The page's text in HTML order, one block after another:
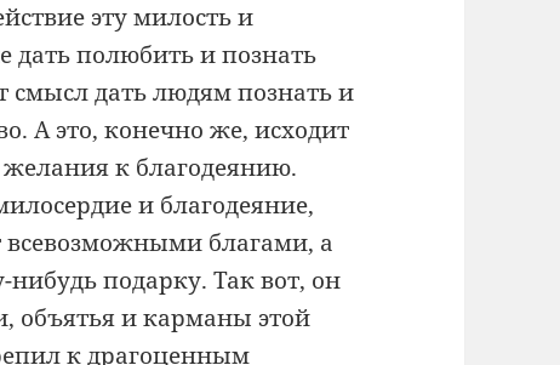
эту милость и
дать полюбить и познать
смысл дать людям познать и
А это, конечно же, исходит
к благодеянию.
и благодеяние,
всевозможными благами, а
подарку. Так вот, он
объятья и карманы этой
к драгоценным